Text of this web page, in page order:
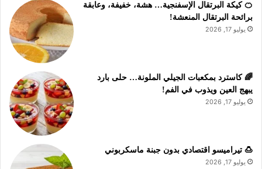
🍊 كيكة البرتقال الإسفنجية… هشة، خفيفة، وعابقة
برائحة البرتقال المنعشة!
يوليو 17, 2026
🌈 كاسترد بمكعبات الجيلي الملونة… حلى بارد
يبهج العين ويذوب في الفم!
يوليو 17, 2026
🍮 تيراميسو اقتصادي بدون جبنة ماسكربوني
يوليو 17, 2026